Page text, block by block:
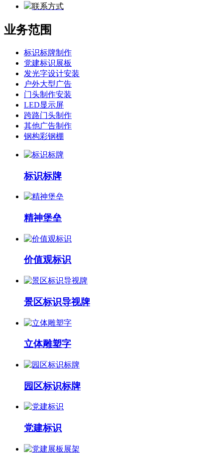
联系方式
业务范围
标识标牌制作
党建标识展板
发光字设计安装
户外大型广告
门头制作安装
LED显示屏
跨路门头制作
其他广告制作
钢构彩钢棚
标识标牌
精神堡垒
价值观标识
景区标识导视牌
立体雕塑字
园区标识标牌
党建标识